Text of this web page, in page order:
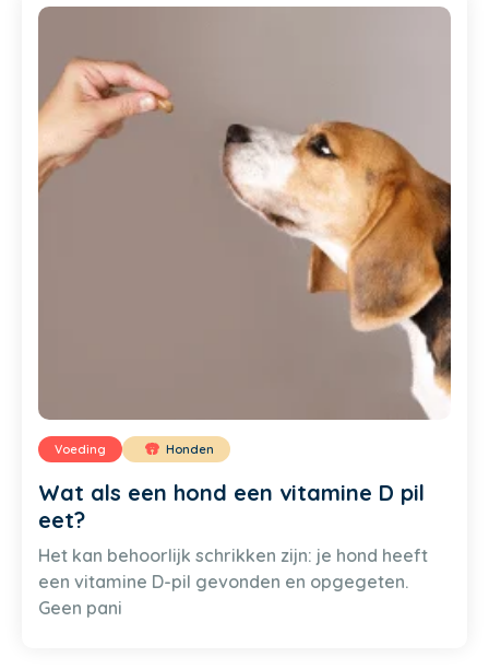
Voeding Honden
Wat als een hond een vitamine D pil
eet?
Het kan behoorlijk schrikken zijn: je hond heeft
een vitamine D-pil gevonden en opgegeten.
Geen pani